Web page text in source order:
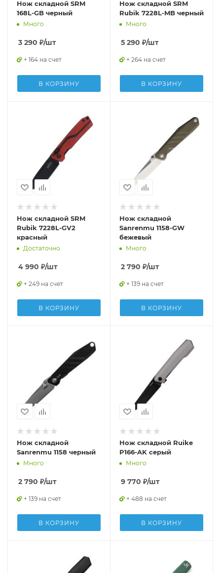
Нож складной SRM
168L-GB черный
Много
3 290 ₽/шт
+ 164 на счет
В КОРЗИНУ
Нож складной SRM
Rubik 7228L-MB черный
Много
5 290 ₽/шт
+ 264 на счет
В КОРЗИНУ
Нож складной SRM
Rubik 7228L-GV2
красный
Достаточно
4 990 ₽/шт
+ 249 на счет
В КОРЗИНУ
Нож складной
Sanrenmu 1158-GW
бежевый
Много
2 790 ₽/шт
+ 139 на счет
В КОРЗИНУ
Нож складной
Sanrenmu 1158 черный
Много
2 790 ₽/шт
+ 139 на счет
В КОРЗИНУ
Нож складной Ruike
P166-AK серый
Много
9 770 ₽/шт
+ 488 на счет
В КОРЗИНУ